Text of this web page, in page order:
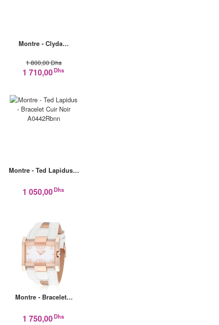
Montre - Clyda…
1 800,00 Dhs
1 710,00Dhs
Montre - Ted Lapidus…
1 050,00Dhs
Montre - Bracelet…
1 750,00Dhs